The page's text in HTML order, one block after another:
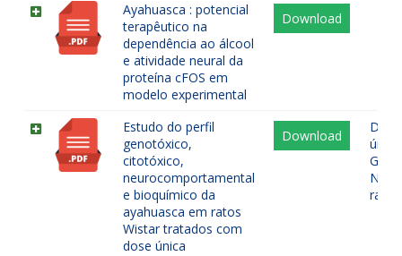
Ayahuasca : potencial
terapêutico na
dependência ao álcool
e atividade neural da
proteína cFOS em
modelo experimental
Download
Estudo do perfil
genotóxico,
citotóxico,
neurocomportamental
e bioquímico da
ayahuasca em ratos
Wistar tratados com
dose única
Download
rats